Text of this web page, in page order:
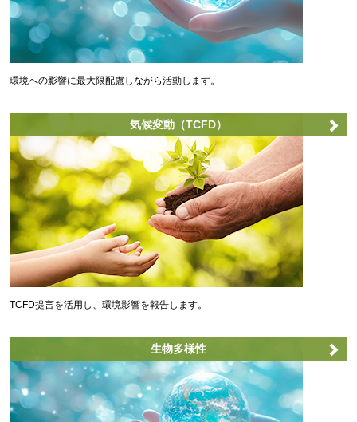
環境への影響に最大限配慮しながら活動します。
気候変動（TCFD）
TCFD提言を活用し、環境影響を報告します。
生物多様性